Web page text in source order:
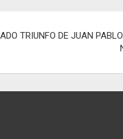
TRIUNFO DE JUAN